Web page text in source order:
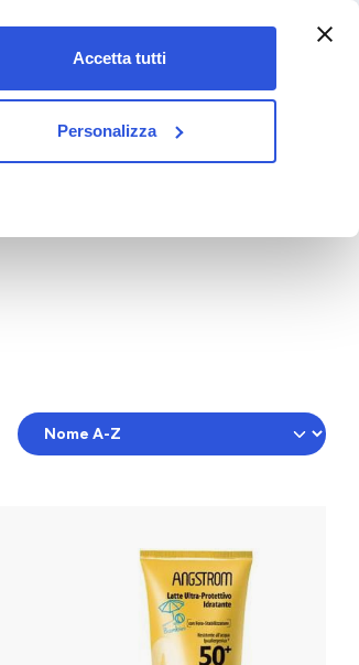
Accetta tutti
Personalizza
vet&pet